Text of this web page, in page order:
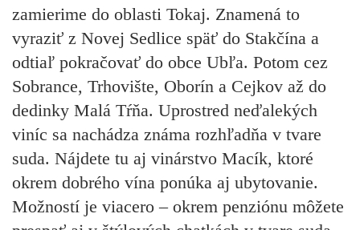
zamierime do oblasti Tokaj. Znamená to
vyraziť z Novej Sedlice späť do Stakčína a
odtiaľ pokračovať do obce Ubľa. Potom cez
Sobrance, Trhovište, Oborín a Cejkov až do
dedinky Malá Tŕňa. Uprostred neďalekých
viníc sa nachádza známa rozhľadňa v tvare
suda. Nájdete tu aj vinárstvo Macík, ktoré
okrem dobrého vína ponúka aj ubytovanie.
Možností je viacero – okrem penziónu môžete